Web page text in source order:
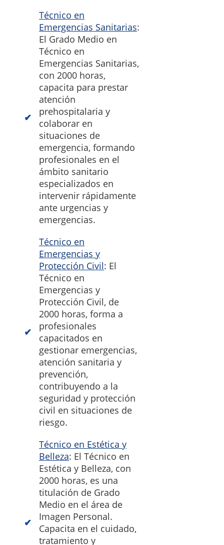
Técnico en
Emergencias Sanitarias:
El Grado Medio en
Técnico en
Emergencias Sanitarias,
con 2000 horas,
capacita para prestar
atención
prehospitalaria y
colaborar en
situaciones de
emergencia, formando
profesionales en el
ámbito sanitario
especializados en
intervenir rápidamente
ante urgencias y
emergencias.
Técnico en
Emergencias y
Protección Civil: El
Técnico en
Emergencias y
Protección Civil, de
2000 horas, forma a
profesionales
capacitados en
gestionar emergencias,
atención sanitaria y
prevención,
contribuyendo a la
seguridad y protección
civil en situaciones de
riesgo.
Técnico en Estética y
Belleza: El Técnico en
Estética y Belleza, con
2000 horas, es una
titulación de Grado
Medio en el área de
Imagen Personal.
Capacita en el cuidado,
tratamiento y